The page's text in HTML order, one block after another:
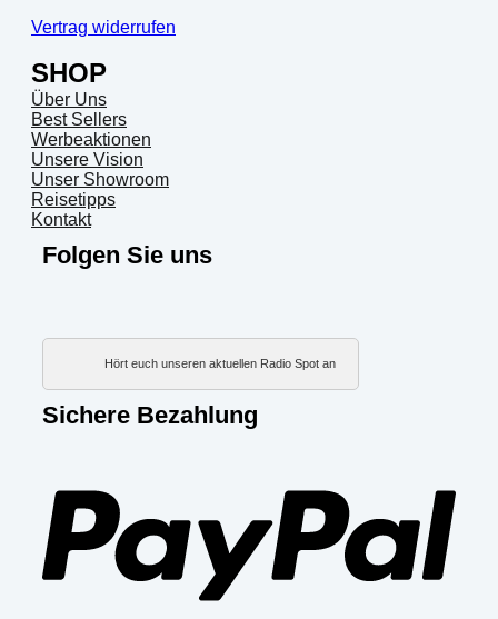
Vertrag widerrufen
SHOP
Über Uns
Best Sellers
Werbeaktionen
Unsere Vision
Unser Showroom
Reisetipps
Kontakt
Folgen Sie uns
Hört euch unseren aktuellen Radio Spot an
Sichere Bezahlung